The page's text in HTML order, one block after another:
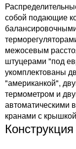
собой подающие
межосевым
штуцерами "под
укомплектованы
"американкой",
термометром и
автоматическими
кранами с